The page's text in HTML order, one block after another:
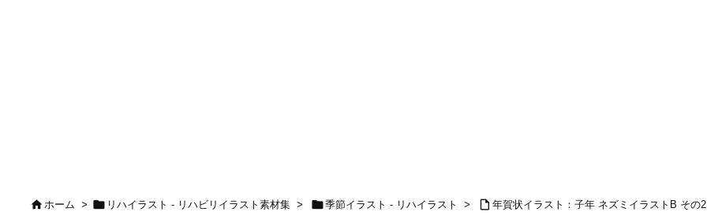
ホーム >  リハイラスト - リハビリイラスト素材集 > 季節イラスト - リハイラスト >  年賀状イラスト：子年 ネズミイラストB その